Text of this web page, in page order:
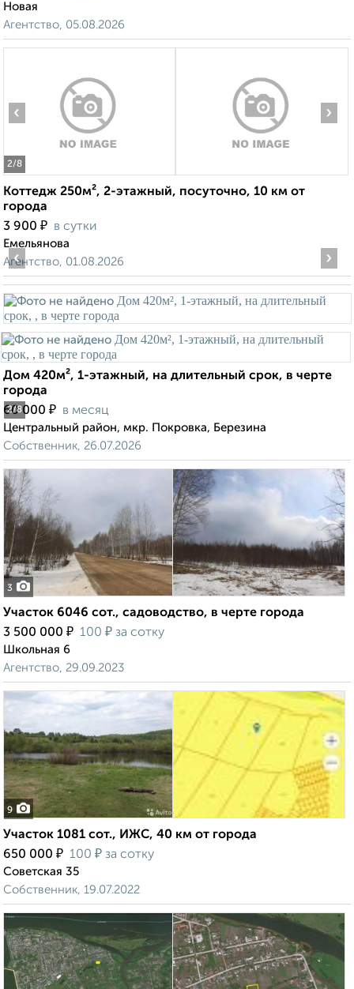
Новая
Агентство, 05.08.2026
2/8
‹ ›
Коттедж 250м², 2-этажный, посуточно, 10 км от
города
3 900 ₽ в сутки
Емельянова
Агентство, 01.08.2026
2/8
‹ ›
Дом 420м², 1-этажный, на длительный срок, в черте
города
60 000 ₽ в месяц
Центральный район, мкр. Покровка, Березина
Собственник, 26.07.2026
3
Участок 6046 сот., садоводство, в черте города
3 500 000 ₽ 100 ₽ за сотку
Школьная 6
Агентство, 29.09.2023
9
Участок 1081 сот., ИЖС, 40 км от города
650 000 ₽ 100 ₽ за сотку
Советская 35
Собственник, 19.07.2022